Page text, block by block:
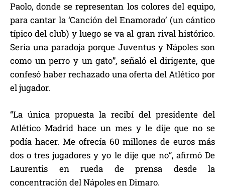
Paolo, donde se representan los colores del equipo,
para cantar la ‘Canción del Enamorado’ (un cántico
típico del club) y luego se va al gran rival histórico.
Sería una paradoja porque Juventus y Nápoles son
como un perro y un gato”, señaló el dirigente, que
confesó haber rechazado una oferta del Atlético por
el jugador.
“La única propuesta la recibí del presidente del
Atlético Madrid hace un mes y le dije que no se
podía hacer. Me ofrecía 60 millones de euros más
dos o tres jugadores y yo le dije que no”, afirmó De
Laurentis en rueda de prensa desde la
concentración del Nápoles en Dimaro.